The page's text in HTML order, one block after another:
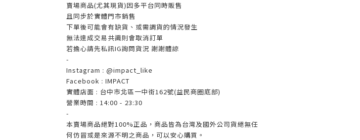
賣場商品(尤其現貨)因多平台同時販售
且同步於實體門市銷售
下單後可能會有缺貨、或需調貨的情況發生
無法達成交易共識則會取消訂單
若擔心請先私訊IG詢問貨況 謝謝體諒
-
Instagram : @impact_like
Facebook : IMPACT
實體店面 : 台中市北區一中街162號(益民商圈底部)
營業時間 : 14:00 - 23:30
-
本賣場商品絕對100%正品，商品皆為台灣及國外公司貨絕無任
何仿冒或是來源不明之商品，可以安心購買。